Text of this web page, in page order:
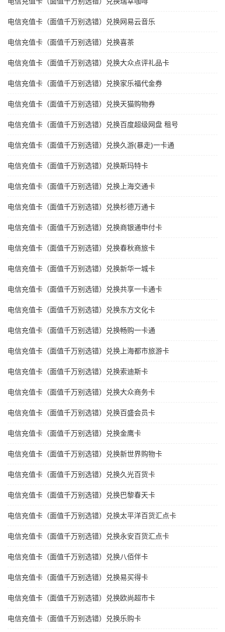
电信充值卡（面值千万别选错）兑换网易云音乐
电信充值卡（面值千万别选错）兑换喜茶
电信充值卡（面值千万别选错）兑换大众点评礼品卡
电信充值卡（面值千万别选错）兑换家乐福代金券
电信充值卡（面值千万别选错）兑换天猫购物券
电信充值卡（面值千万别选错）兑换百度超级网盘 租号
电信充值卡（面值千万别选错）兑换久游(暴走)一卡通
电信充值卡（面值千万别选错）兑换斯玛特卡
电信充值卡（面值千万别选错）兑换上海交通卡
电信充值卡（面值千万别选错）兑换杉德万通卡
电信充值卡（面值千万别选错）兑换商银通申付卡
电信充值卡（面值千万别选错）兑换春秋商旅卡
电信充值卡（面值千万别选错）兑换新华一城卡
电信充值卡（面值千万别选错）兑换共享一卡通卡
电信充值卡（面值千万别选错）兑换东方文化卡
电信充值卡（面值千万别选错）兑换畅购一卡通
电信充值卡（面值千万别选错）兑换上海都市旅游卡
电信充值卡（面值千万别选错）兑换索迪斯卡
电信充值卡（面值千万别选错）兑换大众商务卡
电信充值卡（面值千万别选错）兑换百盛会员卡
电信充值卡（面值千万别选错）兑换金鹰卡
电信充值卡（面值千万别选错）兑换新世界购物卡
电信充值卡（面值千万别选错）兑换久光百货卡
电信充值卡（面值千万别选错）兑换巴黎春天卡
电信充值卡（面值千万别选错）兑换太平洋百货汇点卡
电信充值卡（面值千万别选错）兑换永安百货汇点卡
电信充值卡（面值千万别选错）兑换八佰伴卡
电信充值卡（面值千万别选错）兑换易买得卡
电信充值卡（面值千万别选错）兑换欧尚超市卡
电信充值卡（面值千万别选错）兑换乐购卡